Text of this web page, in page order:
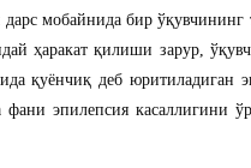
мобайнида бир
ҳаракат қилиши зарур,
қуёнчиқ деб юритиладиган
эпилепсия касаллигини